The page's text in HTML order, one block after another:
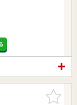
お気に入
りに追加